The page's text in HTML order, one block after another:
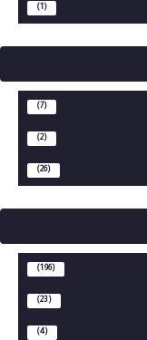
(1)
(7)
(2)
(26)
(196)
(23)
(4)